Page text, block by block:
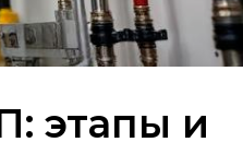
этапы и